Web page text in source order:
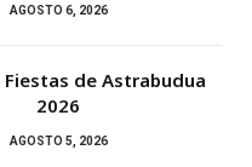
AGOSTO 6, 2026
de Astrabudua
2026
AGOSTO 5, 2026